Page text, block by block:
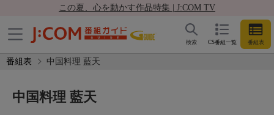
この夏、心を動かす作品特集 | J:COM TV
CS番組一覧 番組表
検索
番組表 中国料理 藍天
中国料理 藍天